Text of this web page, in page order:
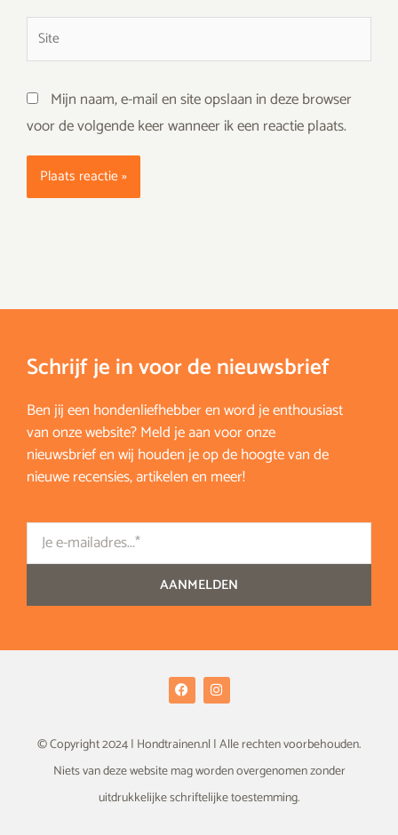
Site
Mijn naam, e-mail en site opslaan in deze browser
voor de volgende keer wanneer ik een reactie plaats.
Schrijf je in voor de nieuwsbrief
Ben jij een hondenliefhebber en word je enthousiast
van onze website? Meld je aan voor onze
nieuwsbrief en wij houden je op de hoogte van de
nieuwe recensies, artikelen en meer!
Email
AANMELDEN
F
a
c
o
k
I
n
s
a
g
a
m
© Copyright 2024 | Hondtrainen.nl | Alle rechten voorbehouden.
Niets van deze website mag worden overgenomen zonder
uitdrukkelijke schriftelijke toestemming.